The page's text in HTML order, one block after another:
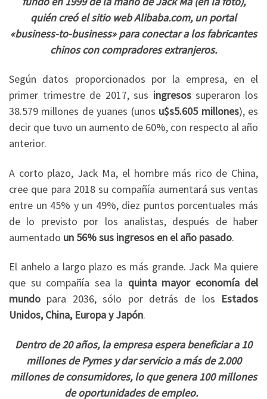
quién creó el sitio web Alibaba.com, un portal
«business-to-business» para conectar a los fabricantes
chinos con compradores extranjeros.
Según datos proporcionados por la empresa, en el
primer trimestre de 2017, sus ingresossuperaron los
38.579 millones de yuanes (unos u$s5.605 millones), es
decir que tuvo un aumento de 60%, con respecto al año
anterior.
A corto plazo, Jack Ma, el hombre más rico de China,
cree que para 2018 su compañía aumentará sus ventas
entre un 45% y un 49%, diez puntos porcentuales más
de lo previsto por los analistas, después de haber
aumentado un 56% sus ingresos en el año pasado.
El anhelo a largo plazo es más grande. Jack Ma quiere
que su compañía sea la quinta mayor economía del
mundo para 2036, sólo por detrás de los Estados
Unidos, China, Europa y Japón.
Dentro de 20 años, la empresa espera beneficiar a 10
millones de Pymes y dar servicio a más de 2.000
millones de consumidores, lo que genera 100 millones
de oportunidades de empleo.